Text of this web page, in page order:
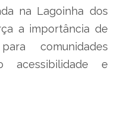
na Lagoinha dos
a importância de
comunidades
acessibilidade e